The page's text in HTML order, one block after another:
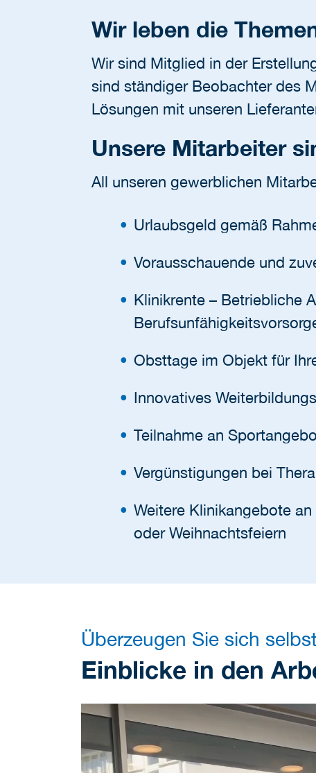
Wir leben die
Wir sind Mitglied in der
sind ständiger Beobachter des
Lösungen mit unseren
Unsere Mitarbeiter
All unseren gewerblichen
Urlaubsgeld gemäß
Vorausschauende und
Klinikrente – Betriebliche
Obsttage im Objekt für
Innovatives
Teilnahme an
Vergünstigungen bei
Weitere Klinikangebote
oder Weihnachtsfeiern
Überzeugen Sie sich
Einblicke in den